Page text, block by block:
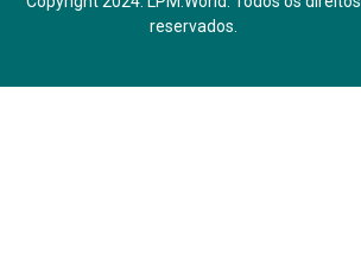
reservados.